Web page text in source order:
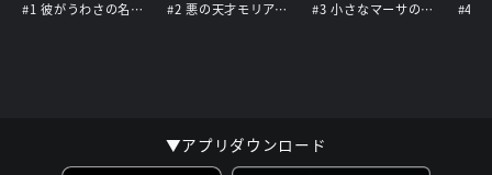
#1 彼がうわさの名探偵 #2 悪の天才モリアーティ教授 #3 小さなマーサの大事件!?
▼アプリダウンロード